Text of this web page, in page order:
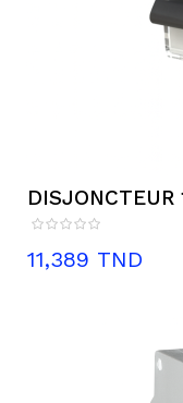
Prix
11,389 TND